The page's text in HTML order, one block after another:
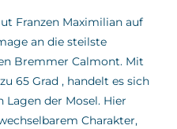
Franzen Maximilian auf
an die steilste
Bremmer Calmont. Mit
65 Grad , handelt es sich
Lagen der Mosel. Hier
Charakter,